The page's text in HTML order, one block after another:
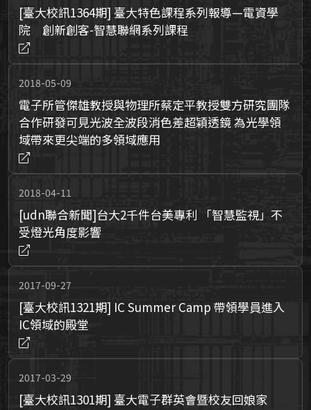
[臺大校訊1364期] 臺大特色課程系列報導—電資學
院 創新創客-智慧聯網系列課程
2018-05-09
電子所管傑雄教授與物理所蔡定平教授雙方研究團隊
合作研發可見光波全波段消色差超穎透鏡 為光學領
域帶來更尖端的多領域應用
2018-04-11
[udn聯合新聞]台大2千件台美專利 「智慧監視」不
受燈光角度影響
2017-09-27
[臺大校訊1321期] IC Summer Camp 帶領學員進入
IC領域的殿堂
2017-03-29
[臺大校訊1301期] 臺大電子群英會暨校友回娘家